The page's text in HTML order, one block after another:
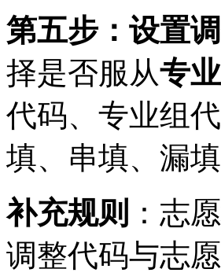
第五步：设置
择是否服从专
代码、专业组
填、串填、漏
补充规则 ：志
调整代码与志